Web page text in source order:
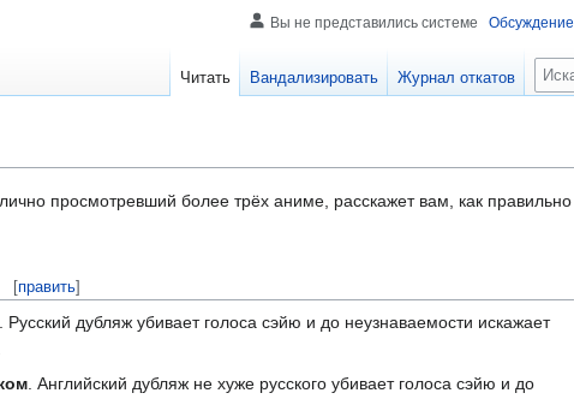
просмотревший более трёх аниме, расскажет вам, как правильно
[править]
. Русский дубляж убивает голоса сэйю и до неузнаваемости искажает
. Английский дубляж не хуже русского убивает голоса сэйю и до
Вы не представились системе Обсуждение
Читать Вандализировать Журнал откатов
П
о
к